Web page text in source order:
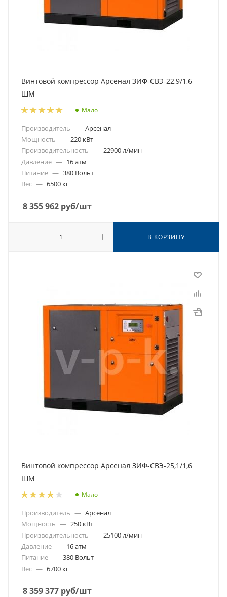
Винтовой компрессор Арсенал ЗИФ-СВЭ-22,9/1,6
ШМ
Мало
Производитель — Арсенал
Мощность — 220 кВт
Производительность — 22900 л/мин
Давление — 16 атм
Питание — 380 Вольт
Вес — 6500 кг
8 355 962 руб/шт
В КОРЗИНУ
Винтовой компрессор Арсенал ЗИФ-СВЭ-25,1/1,6
ШМ
Мало
Производитель — Арсенал
Мощность — 250 кВт
Производительность — 25100 л/мин
Давление — 16 атм
Питание — 380 Вольт
Вес — 6700 кг
8 359 377 руб/шт